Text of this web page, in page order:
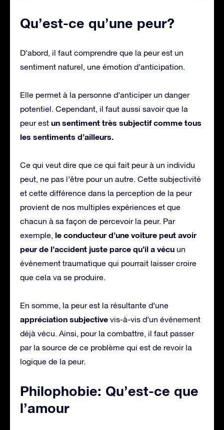
Qu’est-ce qu’une peur?
D’abord, il faut comprendre que la peur est un
sentiment naturel, une émotion d’anticipation.
Elle permet à la personne d’anticiper un danger
potentiel. Cependant, il faut aussi savoir que la
peur est un sentiment très subjectif comme tous
les sentiments d’ailleurs.
Ce qui veut dire que ce qui fait peur à un individu
peut, ne pas l’être pour un autre. Cette subjectivité
et cette différence dans la perception de la peur
provient de nos multiples expériences et que
chacun à sa façon de percevoir la peur. Par
exemple, le conducteur d’une voiture peut avoir
peur de l’accident juste parce qu’il a vécu un
événement traumatique qui pourrait laisser croire
que cela va se produire.
En somme, la peur est la résultante d’une
appréciation subjective vis-à-vis d’un événement
déjà vécu. Ainsi, pour la combattre, il faut passer
par la source de ce problème qui est de revoir la
logique de la peur.
Philophobie: Qu’est-ce que
l’amour